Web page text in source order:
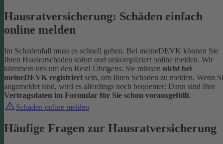
Hausratversicherung: Schäden einfach
online melden
Im Schadenfall muss es schnell gehen. Bei meineDEVK können Sie
Ihren Hausratschaden sofort und unkompliziert online melden. Wir
kümmern uns um den Rest! Übrigens: Sie müssen nicht bei
meineDEVK registriert sein, um Ihren Schaden zu melden. Wenn
angemeldet sind, wird es allerdings noch bequemer: Dann sind Ihre
Vertragsdaten im Formular für Sie schon vorausgefüllt.
Schaden online melden
Häufige Fragen zur Hausratversicherung